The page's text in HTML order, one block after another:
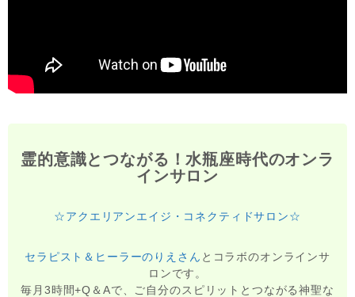
霊的意識とつながる！水瓶座時代のオンラ
インサロン
☆アクエリアンエイジ・コネクティドサロン☆
セラピスト＆ヒーラーのりえさん とコラボのオンラインサ
ロンです。
毎月3時間+Q＆Aで、ご自分のスピリットとつながる神聖な